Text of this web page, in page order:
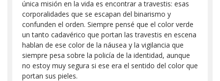
única misión en la vida es encontrar a travestis: esas
corporalidades que se escapan del binarismo y
confunden el orden. Siempre pensé que el color verde
un tanto cadavérico que portan las travestis en escena
hablan de ese color de la náusea y la vigilancia que
siempre pesa sobre la policía de la identidad, aunque
no estoy muy segura si ese era el sentido del color que
portan sus pieles.